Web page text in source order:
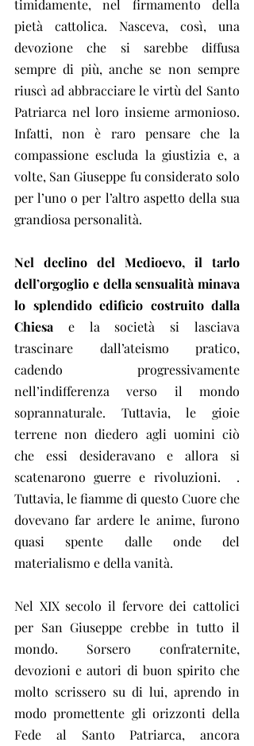
timidamente, nel firmamento della
pietà cattolica. Nasceva, così, una
devozione che si sarebbe diffusa
sempre di più, anche se non sempre
riuscì ad abbracciare le virtù del Santo
Patriarca nel loro insieme armonioso.
Infatti, non è raro pensare che la
compassione escluda la giustizia e, a
volte, San Giuseppe fu considerato solo
per l’uno o per l’altro aspetto della sua
grandiosa personalità.
Nel declino del Medioevo, il tarlo
dell’orgoglio e della sensualità minava
lo splendido edificio costruito dalla
Chiesa e la società si lasciava
trascinare dall’ateismo pratico,
cadendo progressivamente
nell’indifferenza verso il mondo
soprannaturale. Tuttavia, le gioie
terrene non diedero agli uomini ciò
che essi desideravano e allora si
scatenarono guerre e rivoluzioni.
.
Tuttavia, le fiamme di questo Cuore che
dovevano far ardere le anime, furono
quasi spente dalle onde del
materialismo e della vanità.
Nel XIX secolo il fervore dei cattolici
per San Giuseppe crebbe in tutto il
mondo. Sorsero confraternite,
devozioni e autori di buon spirito che
molto scrissero su di lui, aprendo in
modo promettente gli orizzonti della
Fede al Santo Patriarca, ancora